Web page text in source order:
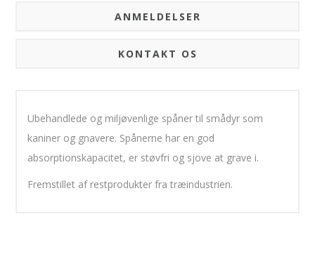
ANMELDELSER
KONTAKT OS
Ubehandlede og miljøvenlige spåner til smådyr som
kaniner og gnavere. Spånerne har en god
absorptionskapacitet, er støvfri og sjove at grave i.
Fremstillet af restprodukter fra træindustrien.